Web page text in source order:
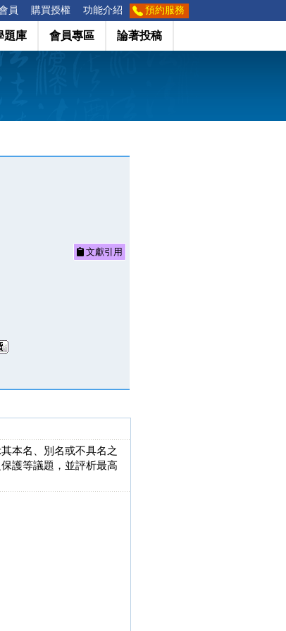
員 購買授權 功能介紹 預約服務
題庫 會員專區 論著投稿
文獻引用
本名、別名或不具名之
護等議題，並評析最高